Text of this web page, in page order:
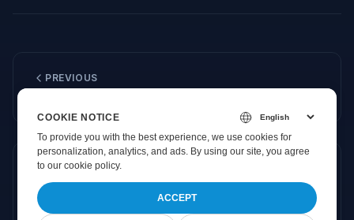
PREVIOUS
문서를 즉시 열기—플러그인 없이, 다운로드 없이,
브라우저만으로
COOKIE NOTICE
To provide you with the best experience, we use cookies for
personalization, analytics, and ads. By using our site, you agree
toour cookie policy.
ACCEPT